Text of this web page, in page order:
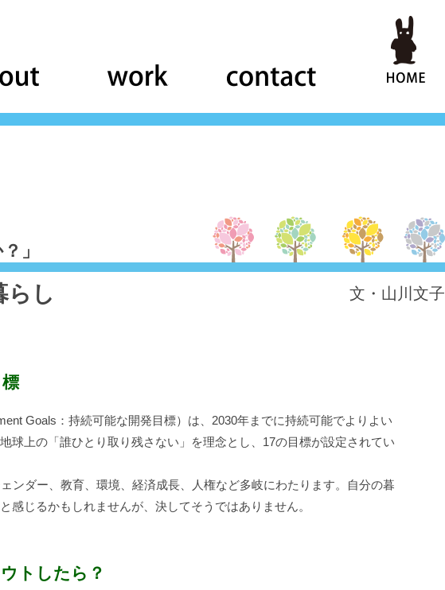
」
らし 文・山川文子
Goals：持続可能な開発目標）は、2030年までに持続可能でよりよい
球上の「誰ひとり取り残さない」を理念とし、17の目標が設定されてい
ンダー、教育、環境、経済成長、人権など多岐にわたります。自分の暮
感じるかもしれませんが、決してそうではありません。
トしたら？